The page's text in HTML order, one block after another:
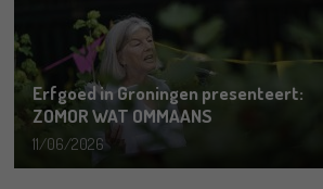
Erfgoed in Groningen presenteert:
ZOMOR WAT OMMAANS
11/06/2026